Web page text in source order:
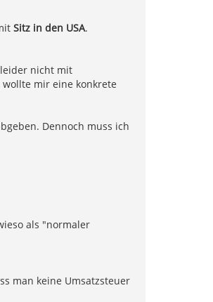
Sitz in den USA.
nicht mit
mir eine konkrete
Dennoch muss ich
als "normaler
man keine Umsatzsteuer